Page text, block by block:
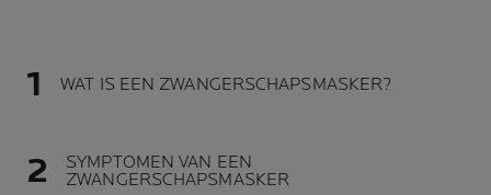
WAT IS EEN ZWANGERSCHAPSMASKER?
SYMPTOMEN VAN EEN
ZWANGERSCHAPSMASKER